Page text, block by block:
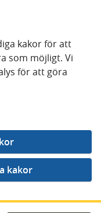
kakor för att
som möjligt. Vi
för att göra